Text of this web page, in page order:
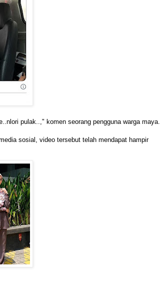
pulak..," komen seorang pengguna warga maya.
sosial, video tersebut telah mendapat hampir